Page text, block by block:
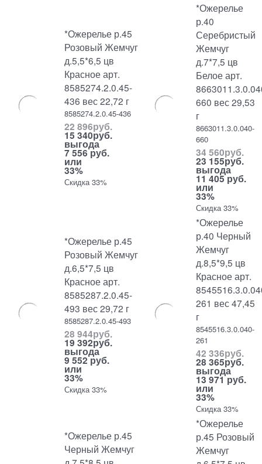
*Ожерелье р.45
Розовый Жемчуг
д.5,5*6,5 цв
Красное арт.
8585274.2.0.45-
436 вес 22,72 г
8585274.2.0.45-436
22 896руб.
15 340руб.
выгода
7 556 руб.
или
33%
Скидка 33%
*Ожерелье
р.40
Серебристый
Жемчуг
д.7*7,5 цв
Белое арт.
660 вес 29,53
г
8663011.3.0.040-
660
34 560руб.
23 155руб.
выгода
11 405 руб.
или
33%
Скидка 33%
*Ожерелье р.45
Розовый Жемчуг
д.6,5*7,5 цв
Красное арт.
8585287.2.0.45-
493 вес 29,72 г
8585287.2.0.45-493
28 944руб.
19 392руб.
выгода
9 552 руб.
или
33%
Скидка 33%
*Ожерелье
р.40 Черный
Жемчуг
д.8,5*9,5 цв
Красное арт.
261 вес 47,45
г
8545516.3.0.040-
261
42 336руб.
28 365руб.
выгода
13 971 руб.
или
33%
Скидка 33%
*Ожерелье р.45
Черный Жемчуг
*Ожерелье
р.45 Розовый
Жемчуг